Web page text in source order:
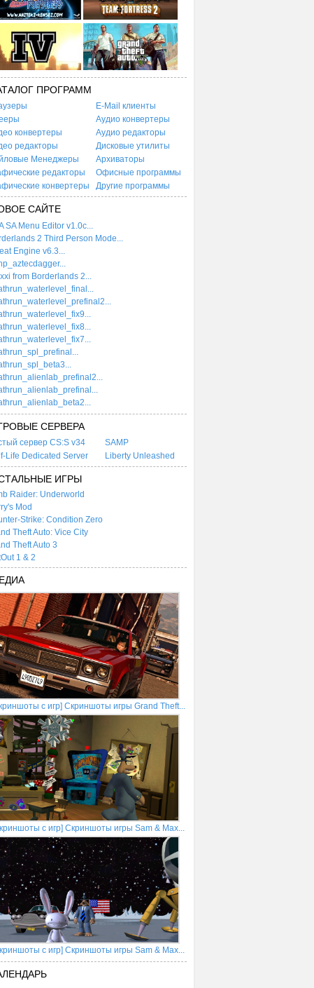
ПРОГРАММ
E-Mail клиенты
Аудио конвертеры
конвертеры
Аудио редакторы
редакторы
Дисковые утилиты
Менеджеры
Архиваторы
редакторы
Офисные программы
конвертеры
Другие программы
САЙТЕ
SA Menu Editor v1.0c...
2 Third Person Mode...
Engine v6.3...
from Borderlands 2...
СЕРВЕРА
сервер CS:S v34
SAMP
Life Dedicated Server
Liberty Unleashed
ИГРЫ
Raider: Underworld
Mod
Strike: Condition Zero
Theft Auto: Vice City
Theft Auto 3
1 & 2
с игр] Скриншоты игры Grand Theft...
с игр] Скриншоты игры Sam & Max...
с игр] Скриншоты игры Sam & Max...